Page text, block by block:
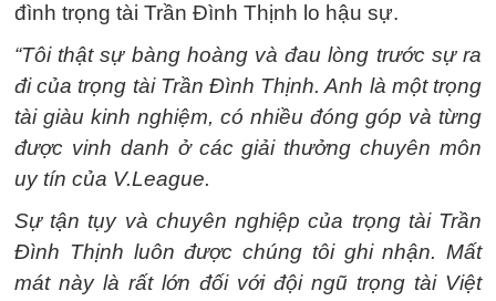
đình trọng tài Trần Đình Thịnh lo hậu sự.
“Tôi thật sự bàng hoàng và đau lòng trước sự ra
đi của trọng tài Trần Đình Thịnh. Anh là một trọng
tài giàu kinh nghiệm, có nhiều đóng góp và từng
được vinh danh ở các giải thưởng chuyên môn
uy tín của V.League.
Sự tận tụy và chuyên nghiệp của trọng tài Trần
Đình Thịnh luôn được chúng tôi ghi nhận. Mất
mát này là rất lớn đối với đội ngũ trọng tài Việt